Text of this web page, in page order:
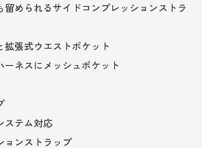
留められるサイドコンプレッションストラ
拡張式ウエストポケット
ーネスにメッシュポケット
ステム対応
ョンストラップ